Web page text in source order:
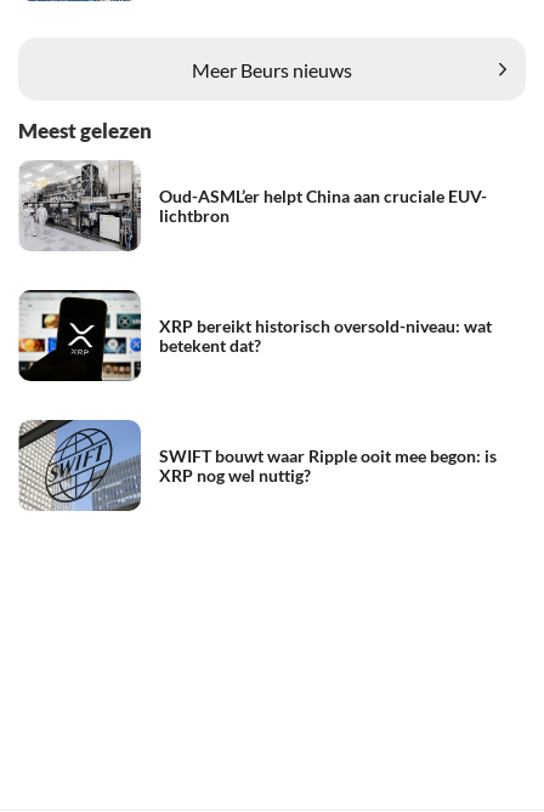
Meer Beurs nieuws
Meest gelezen
Oud-ASML’er helpt China aan cruciale EUV-
lichtbron
XRP bereikt historisch oversold-niveau: wat
betekent dat?
SWIFT bouwt waar Ripple ooit mee begon: is
XRP nog wel nuttig?